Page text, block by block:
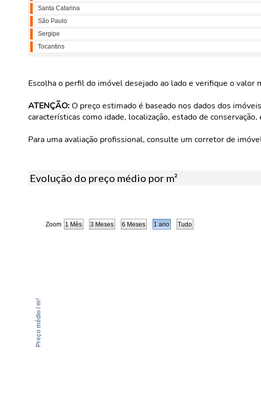
Santa Catarina
São Paulo
Sergipe
Tocantins
Escolha o perfil do imóvel desejado ao lado e verifique o valor
ATENÇÃO:O preço estimado é baseado nos dados dos
características como idade, localização, estado de conservação,
Para uma avaliação profissional, consulte um corretor de
Evolução do preço médio por m²
Zoom
Preço médio / m²
1 Mês 3 Meses 6 Meses 1 ano Tudo